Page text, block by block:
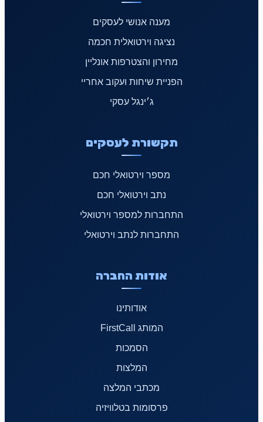
מענה אנושי לעסקים
נציגה וירטואלית חכמה
מחירון והצטרפות אונליין
הפניית שיחות ועקוב אחריי
ג׳ינגל עסקי
תקשורת לעסקים
מספר וירטואלי חכם
נתב וירטואלי חכם
התחברות למספר וירטואלי
התחברות לנתב וירטואלי
אודות החברה
אודותינו
המותג FirstCall
הסמכות
המלצות
מכתבי המלצה
פרסומות בטלוויזיה